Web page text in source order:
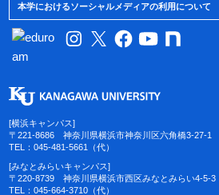
本学におけるソーシャルメディアの利用について
[横浜キャンパス]
〒221-8686 神奈川県横浜市神奈川区六角橋3-27-1
TEL：045-481-5661（代）
[みなとみらいキャンパス]
〒220-8739 神奈川県横浜市西区みなとみらい4-5-3
TEL：045-664-3710（代）